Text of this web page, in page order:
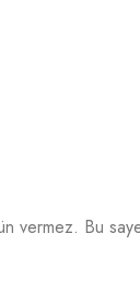
vermez. Bu